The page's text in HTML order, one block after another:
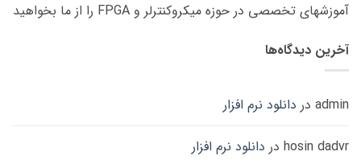
آموزشهای تخصصی در حوزه میکروکنترلر و FPGA را از ما بخواهید
آخرین دیدگاه‌ها
admin در دانلود نرم افزار
hosin dadvr در دانلود نرم افزار